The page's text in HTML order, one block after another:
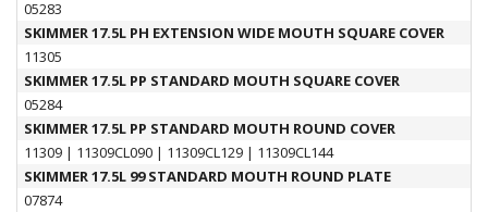
05283
SKIMMER 17.5L PH EXTENSION WIDE MOUTH SQUARE COVER
11305
SKIMMER 17.5L PP STANDARD MOUTH SQUARE COVER
05284
SKIMMER 17.5L PP STANDARD MOUTH ROUND COVER
11309 | 11309CL090 | 11309CL129 | 11309CL144
SKIMMER 17.5L 99 STANDARD MOUTH ROUND PLATE
07874